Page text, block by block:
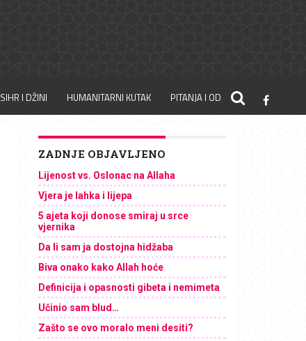
SIHR I DŽINI HUMANITARNI KUTAK PITANJA I ODGOVORI
ZADNJE OBJAVLJENO
Lijenost vs. Oslonac na Allaha
Vjera je lahka i lijepa
5 ajeta koji donose smiraj u srce
vjernika
Da li sam ja dostojna hidžaba
Biva onako kako Allah hoće
Definicija i opasnosti gibeta i nemimeta
Učinio sam blud…
Zašto se ovo moralo meni desiti?